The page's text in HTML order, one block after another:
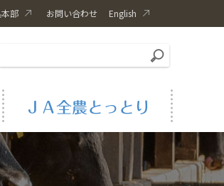
部 お問い合わせ English